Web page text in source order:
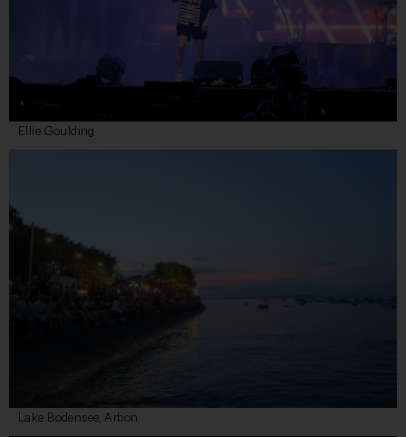
Ellie Goulding
Lake Bodensee, Arbon